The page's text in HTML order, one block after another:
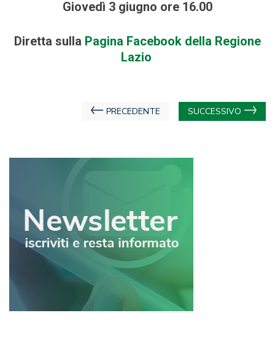
Giovedì 3 giugno ore 16.00
Diretta sulla Pagina Facebook della Regione
Lazio
Navigazione
PRECEDENTE SUCCESSIVO